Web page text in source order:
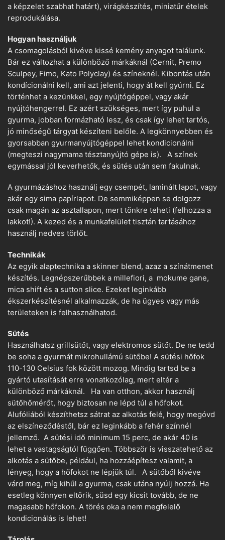
a képzelet szabhat határt), virágkészítés, miniatűr ételek
reprodukálása.
Hogyan használjuk
A csomagolásból kivéve kissé kemény anyagot találunk.
Bár ez változhat a különböző márkáknál (Cernit, Premo
Sculpey, Fimo, Kato Polyclay) és színeknél. Kibontás után
kondícionálni kell, ami azt jelenti, hogy át kell gyúrni. Ez
történhet a kezünkkel, egy nyújtógéppel, vagy akár
nyújtóhengerrel. Ez azért szükséges, mert így puhul a
gyurma, jobban formázható lesz, és csak így lehet tartós,
jó minőségű tárgyat készíteni belőle. A legkönnyebben és
gyorsabban gyurmanyújtógéppel lehet kondicionálni
(megteszi nagymama tésztanyújtó gépe is). A színek
egymással jól keverhetők, és sütés után sem fakulnak.
A gyurmázáshoz használj egy csempét, laminált lapot, vagy
akár egy sima papírlapot. De semmiképpen se dolgozz
csak magán az asztallapon, mert tönkre teheti (felhozza a
lakkot!). A kezed és a munkafelület tisztán tartásához
használj nedves törlőt.
Technikák
Az egyik alaptechnika a skinner blend, azaz a színátmenet
készítés. Legnépszerűbbek a millefiori, a mokume gane,
mica shift és a sutton slice. Ezeket leginkább
ékszerkészítésnél alkalmazzák, de ha ügyes vagy más
területeken is felhasználhatod.
Sütés
Használhatsz grillsütőt, vagy elektromos sütőt. De ne tedd
be soha a gyurmát mikrohullámú sütőbe! A sütési hőfok
110-130 Celsius fok között mozog. Mindig tartsd be a
gyártó utasítását erre vonatkozólag, mert eltér a
különböző márkáknál. Ha van otthon, akkor használj
sütőhőmérőt, hogy biztosan ne lépd túl a hőfokot.
Alufóliából készíthetsz sátrat az alkotás felé, hogy megóvd
az elszíneződéstől, bár ez leginkább a fehér színnél
jellemző. A sütési idő minimum 15 perc, de akár 40 is
lehet a vastagságtól függően. Többször is visszatehető az
alkotás a sütőbe, például, ha hozzáépítesz valamit, a
lényeg, hogy a hőfokot ne lépjük túl. A sütőből kivéve
várd meg, míg kihűl a gyurma, csak utána nyúlj hozzá. Ha
esetleg könnyen eltörik, süsd egy kicsit tovább, de ne
magasabb hőfokon. A törés oka a nem megfelelő
kondicionálás is lehet!